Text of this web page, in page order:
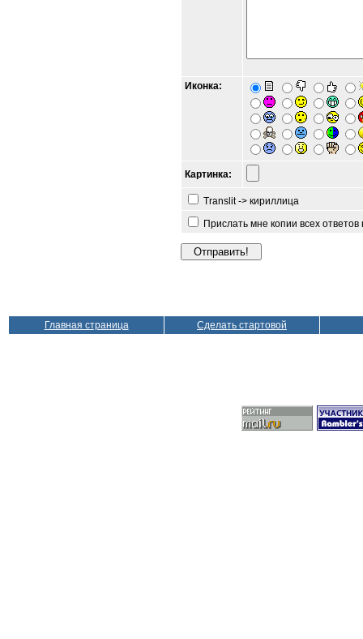
Иконка:
Картинка:
Translit -> кириллица
Прислать мне копии всех
Главная страница Сделать стартовой